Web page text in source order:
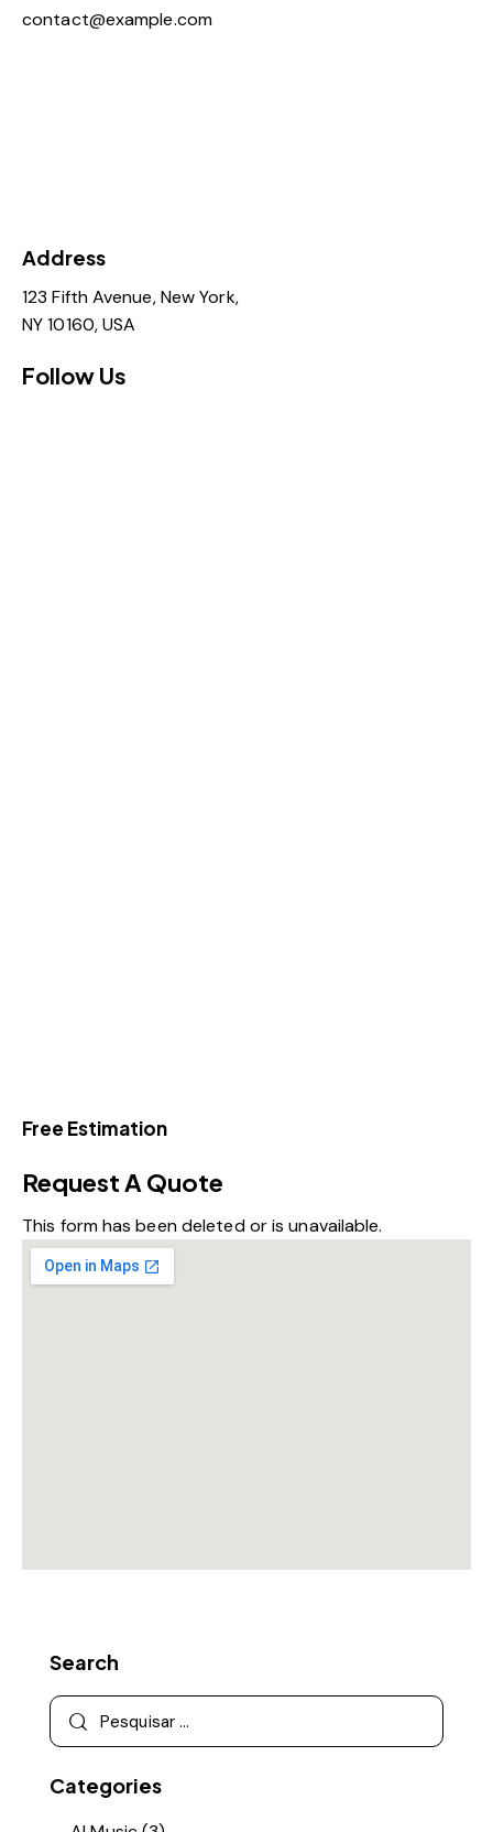
contact@example.com
Address​
123 Fifth Avenue, New York,
NY 10160, USA​
Follow Us
Free Estimation
Request A Quote
This form has been deleted or is unavailable.
Search
Categories